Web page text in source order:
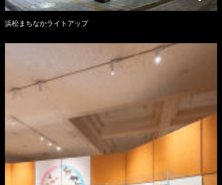
浜松まちなかライトアップ